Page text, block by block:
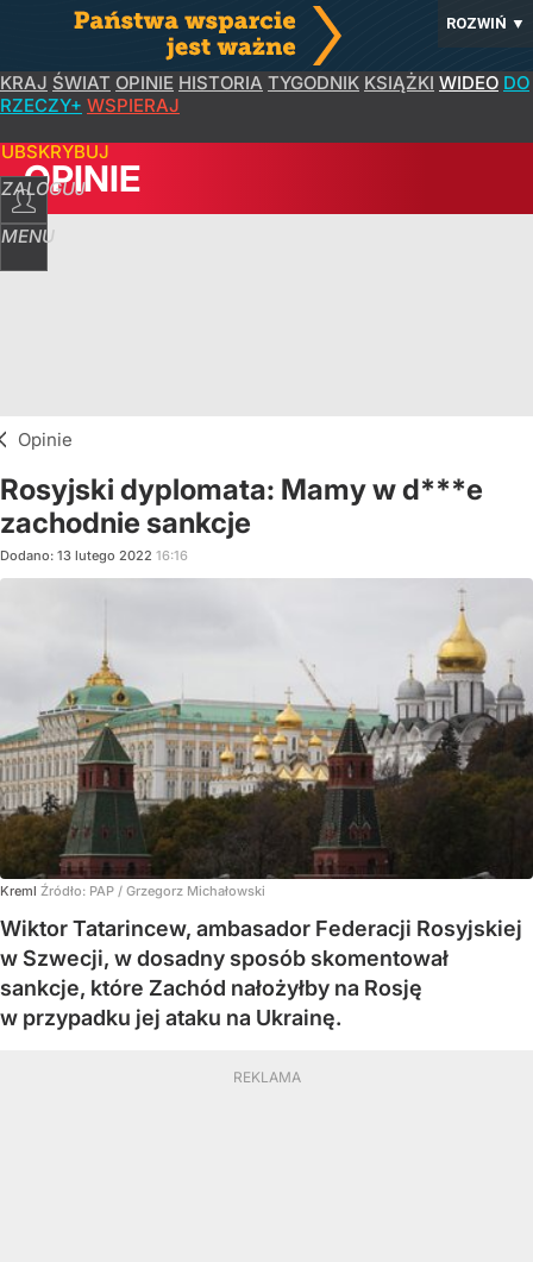
ROZWIŃ ▼
KRAJ ŚWIAT OPINIE HISTORIA TYGODNIK KSIĄŻKI WIDEO DO
RZECZY+ WSPIERAJ
ZALOGUJ
MENU
OPINIE
Opinie
Rosyjski dyplomata: Mamy w d***e
zachodnie sankcje
Dodano: 13 lutego 2022 16:16
Kreml Źródło: PAP / Grzegorz Michałowski
Wiktor Tatarincew, ambasador Federacji Rosyjskiej
w Szwecji, w dosadny sposób skomentował
sankcje, które Zachód nałożyłby na Rosję
w przypadku jej ataku na Ukrainę.